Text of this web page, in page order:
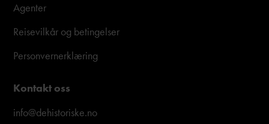
Agenter
Reisevilkår og betingelser
Personvernerklæring
Kontakt oss
info@dehistoriske.no